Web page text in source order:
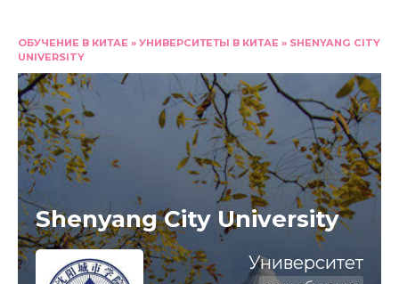
содержанию
ОБУЧЕНИЕ В КИТАЕ » УНИВЕРСИТЕТЫ В КИТАЕ » SHENYANG CITY
UNIVERSITY
Shenyang City University
Университет